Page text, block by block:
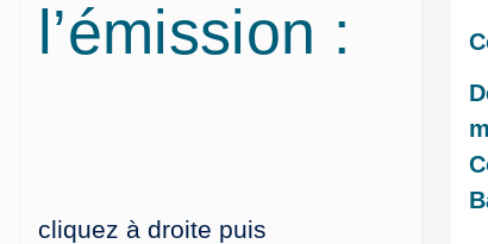
l’émission :
cliquez à droite puis